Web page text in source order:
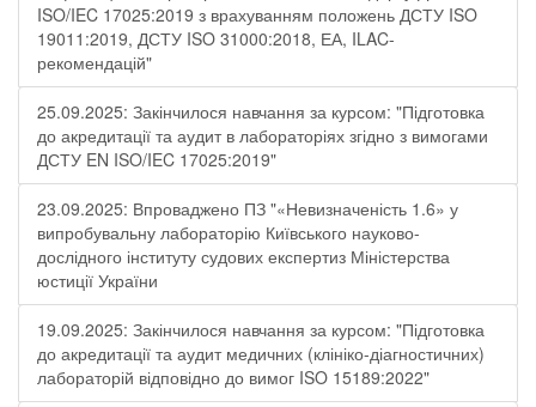
ISO/IEC 17025:2019 з врахуванням положень ДСТУ ISO
19011:2019, ДСТУ ISO 31000:2018, ЕА, ILAC-
рекомендацій"
25.09.2025: Закінчилося навчання за курсом: "Підготовка
до акредитації та аудит в лабораторіях згідно з вимогами
ДСТУ EN ISO/IEC 17025:2019"
23.09.2025: Впроваджено ПЗ "«Невизначеність 1.6» у
випробувальну лабораторію Київського науково-
дослідного інституту судових експертиз Міністерства
юстиції України
19.09.2025: Закінчилося навчання за курсом: "Підготовка
до акредитації та аудит медичних (клініко-діагностичних)
лабораторій відповідно до вимог ISO 15189:2022"